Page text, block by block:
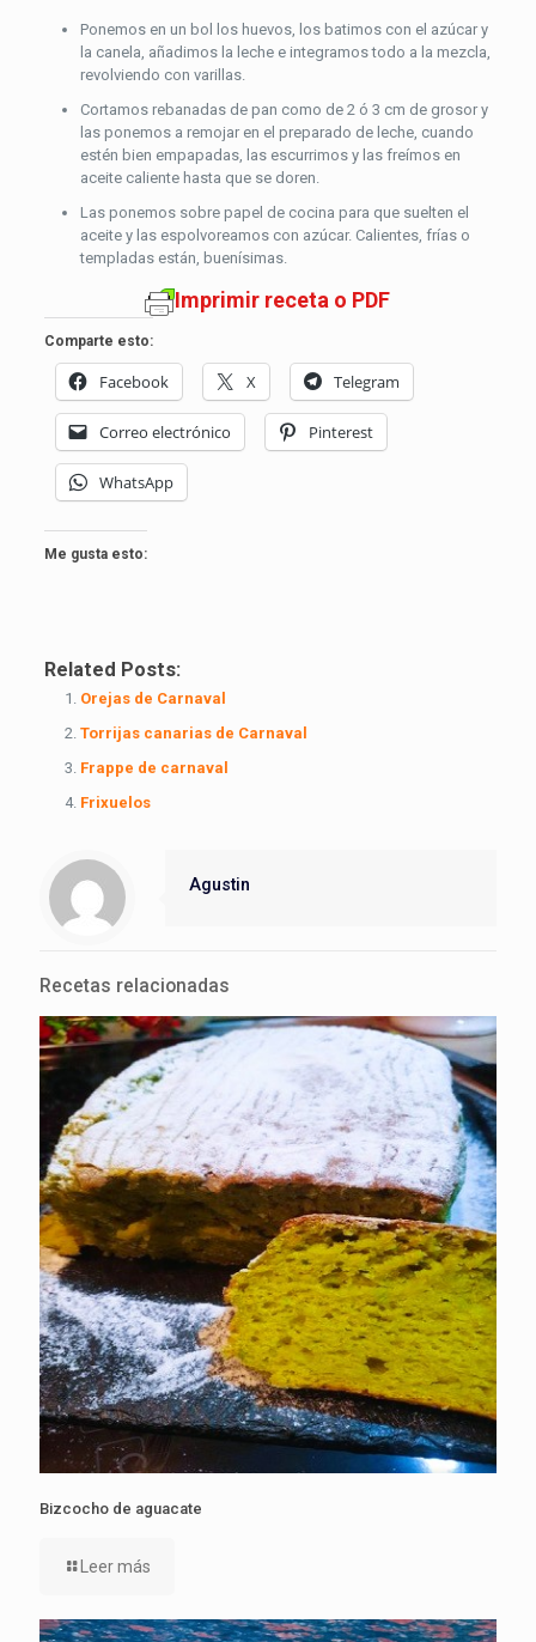
Ponemos en un bol los huevos, los batimos con el azúcar y
la canela, añadimos la leche e integramos todo a la mezcla,
revolviendo con varillas.
Cortamos rebanadas de pan como de 2 ó 3 cm de grosor y
las ponemos a remojar en el preparado de leche, cuando
estén bien empapadas, las escurrimos y las freímos en
aceite caliente hasta que se doren.
Las ponemos sobre papel de cocina para que suelten el
aceite y las espolvoreamos con azúcar. Calientes, frías o
templadas están, buenísimas.
Imprimir receta o PDF
Comparte esto:
Facebook X Telegram
Correo electrónico Pinterest
WhatsApp
Me gusta esto:
Related Posts:
Orejas de Carnaval
Torrijas canarias de Carnaval
Frappe de carnaval
Frixuelos
Agustin
Recetas relacionadas
Bizcocho de aguacate
Leer más